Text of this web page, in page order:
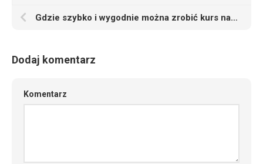
Gdzie szybko i wygodnie można zrobić kurs na kolonijnego wychowawcę
Dodaj komentarz
Komentarz